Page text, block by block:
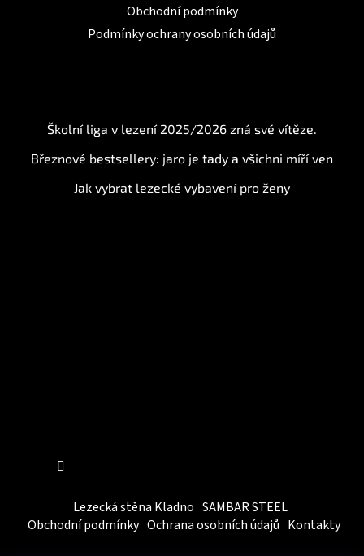
Obchodní podmínky
Podmínky ochrany osobních údajů
Školní liga v lezení 2025/2026 zná své vítěze.
Březnové bestsellery: jaro je tady a všichni míří ven
Jak vybrat lezecké vybavení pro ženy
Lezecká stěna Kladno SAMBAR STEEL
Obchodní podmínky Ochrana osobních údajů Kontakty